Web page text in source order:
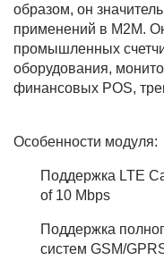
образом, он
применений в M2M.
промышленных
оборудования,
финансовых POS,
Особенности модуля:
Поддержка LTE
of 10 Mbps
Поддержка
систем GSM/